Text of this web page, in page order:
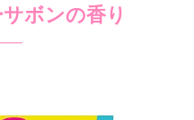
ボンの香り